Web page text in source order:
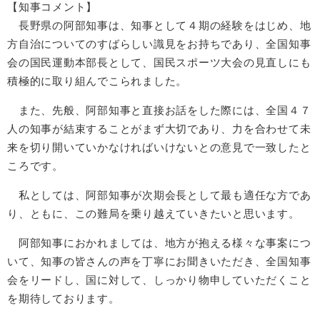
【知事コメント】
長野県の阿部知事は、知事として４期の経験をはじめ、地
方自治についてのすばらしい識見をお持ちであり、全国知事
会の国民運動本部長として、国民スポーツ大会の見直しにも
積極的に取り組んでこられました。
また、先般、阿部知事と直接お話をした際には、全国４７
人の知事が結束することがまず大切であり、力を合わせて未
来を切り開いていかなければいけないとの意見で一致したと
ころです。
私としては、阿部知事が次期会長として最も適任な方であ
り、ともに、この難局を乗り越えていきたいと思います。
阿部知事におかれましては、地方が抱える様々な事案につ
いて、知事の皆さんの声を丁寧にお聞きいただき、全国知事
会をリードし、国に対して、しっかり物申していただくこと
を期待しております。